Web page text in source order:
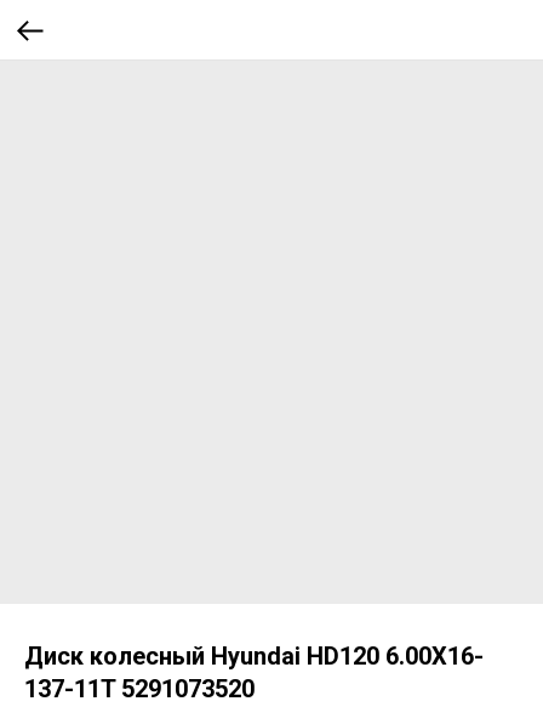
Диск колесный Hyundai HD120 6.00X16-
137-11T 5291073520